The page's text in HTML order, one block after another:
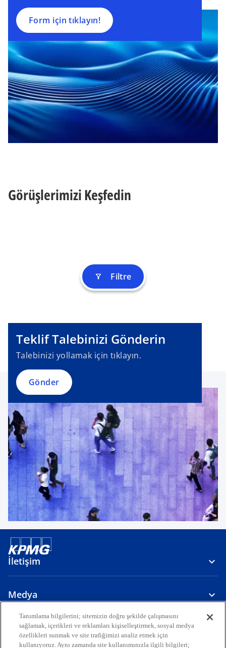
Form için tıklayın!
Görüşlerimizi Keşfedin
filter_alt Filtre
Teklif Talebinizi Gönderin
Talebinizi yollamak için tıklayın.
Gönder
İletişim
Medya
Hakkımızda
Tanımlama bilgilerini; sitemizin doğru şekilde çalışmasını
sağlamak, içerikleri ve reklamları kişiselleştirmek, sosyal medya
özellikleri sunmak ve site trafiğimizi analiz etmek için
kullanıyoruz. Aynı zamanda site kullanımınızla ilgili bilgileri;